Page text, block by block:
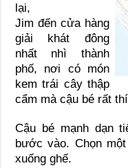
lại,
Jim đến cửa hàng
giải khát đông
nhất nhì thành
phố, nơi có món
kem trái cây thập
cẩm mà cậu bé rất
Cậu bé mạnh dạn
bước vào. Chọn
xuống ghế.